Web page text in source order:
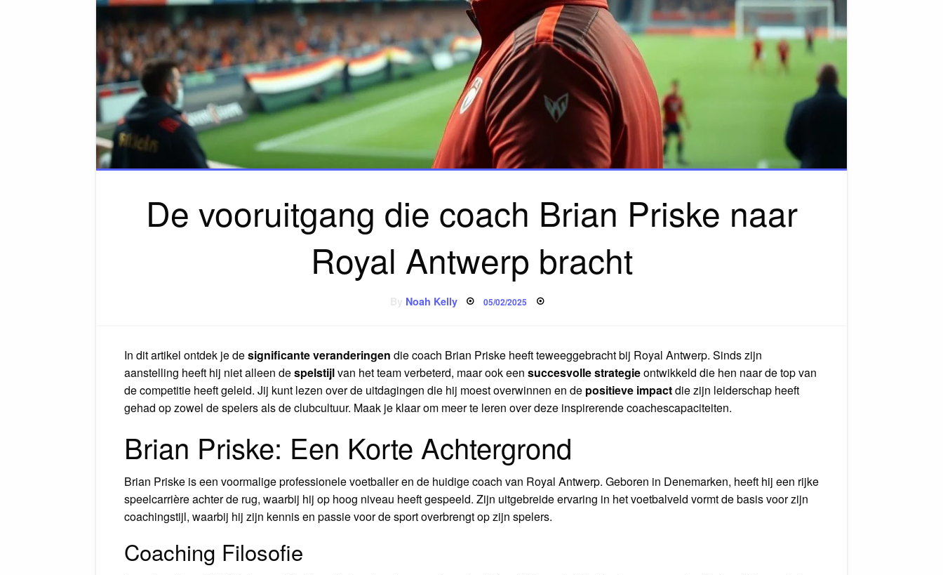
De vooruitgang die coach Brian Priske naar
Royal Antwerp bracht
Noah Kelly Posted
on
05/02/2025
In dit artikel ontdek je designificante veranderingen die coach Brian Priske heeft teweeggebracht bij Royal Antwerp. Sinds zijn
aanstelling heeft hij niet alleen despelstijlvan het team verbeterd, maar ook een succesvolle strategieontwikkeld die hen naar de top van
de competitie heeft geleid. Jij kunt lezen over de uitdagingen die hij moest overwinnen en de positieve impactdie zijn leiderschap heeft
gehad op zowel de spelers als de clubcultuur. Maak je klaar om meer te leren over deze inspirerende coachescapaciteiten.
Brian Priske: Een Korte Achtergrond
Brian Priske is een voormalige professionele voetballer en de huidige coach van Royal Antwerp. Geboren in Denemarken, heeft hij een rijke
speelcarrière achter de rug, waarbij hij op hoog niveau heeft gespeeld. Zijn uitgebreide ervaring in het voetbalveld vormt de basis voor zijn
coachingstijl, waarbij hij zijn kennis en passie voor de sport overbrengt op zijn spelers.
Coaching Filosofie